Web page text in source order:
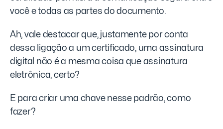
você e todas as partes do documento.
Ah, vale destacar que, justamente por conta
dessa ligação a um certificado, uma assinatura
digital não é a mesma coisa que assinatura
eletrônica, certo?
E para criar uma chave nesse padrão, como
fazer?